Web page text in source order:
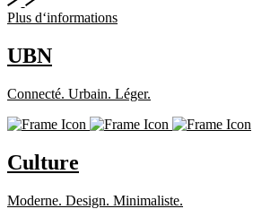
Plus d‘informations
UBN
Connecté. Urbain. Léger.
Culture
Moderne. Design. Minimaliste.